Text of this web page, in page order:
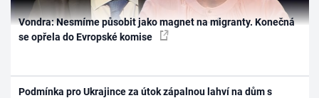
Vondra: Nesmíme působit jako magnet na migranty. Konečná
se opřela do Evropské komise
Podmínka pro Ukrajince za útok zápalnou lahví na dům s